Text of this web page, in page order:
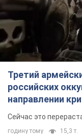
Третий
российских
направлении
удалось
Сейчас это
годину тому 15,3 т.